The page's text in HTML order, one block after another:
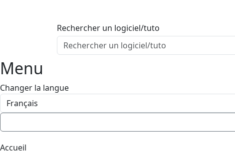
Contenu principal
Menu
Bas de page
Rechercher un logiciel/tuto
Menu
Changer la langue
Accueil